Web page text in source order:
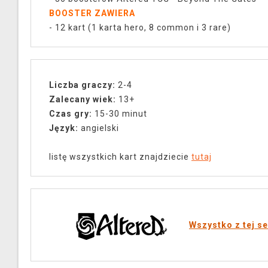
BOOSTER ZAWIERA
- 12 kart (1 karta hero, 8 common i 3 rare)
Liczba graczy: 2-4
Zalecany wiek: 13+
Czas gry: 15-30 minut
Język: angielski
listę wszystkich kart znajdziecie tutaj
Wszystko z tej